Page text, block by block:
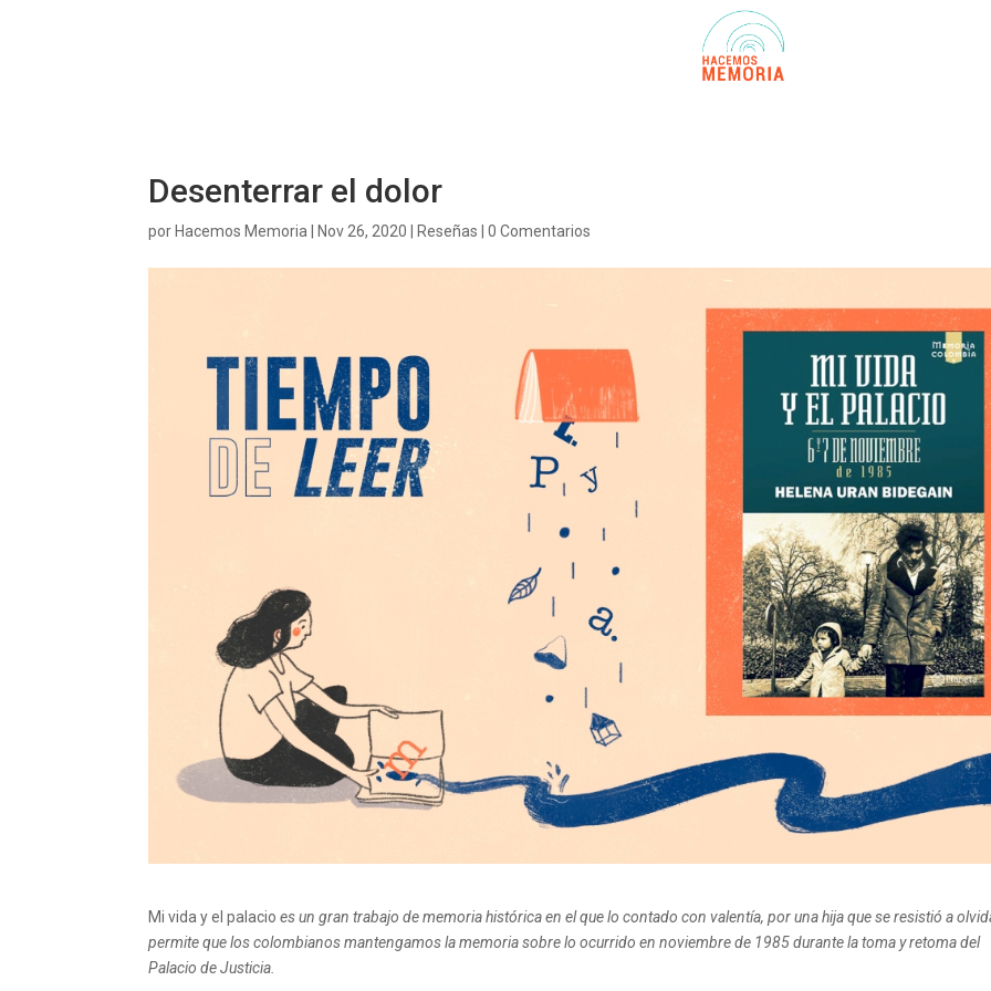
Desenterrar el dolor
por Hacemos Memoria Nov 26, 2020 Reseñas |0 Comentarios
Mi vida y el palacio es un gran trabajo de memoria histórica en el que lo contado con valentía, por una hija que se resistió a
permite que los colombianos mantengamos la memoria sobre lo ocurrido en noviembre de 1985 durante la toma y retoma del
Palacio de Justicia.